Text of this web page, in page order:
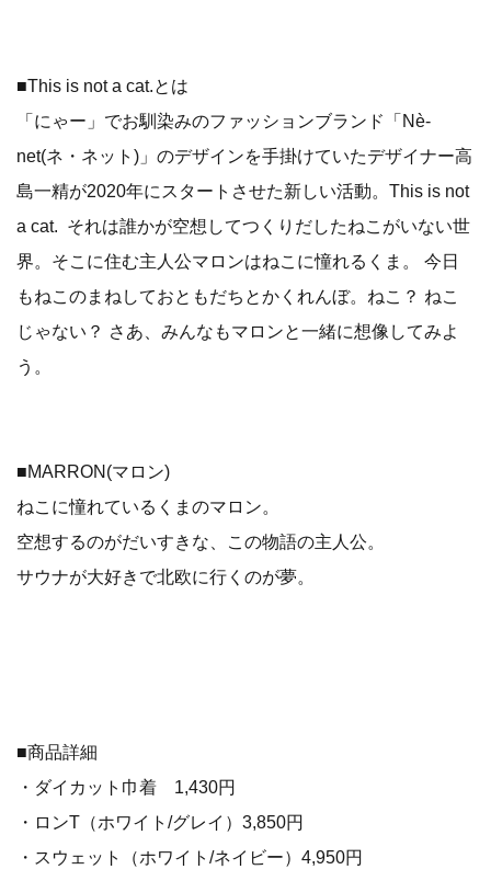
■This is not a cat.とは
「にゃー」でお馴染みのファッションブランド「Nè-
net(ネ・ネット)」のデザインを手掛けていたデザイナー高
島一精が2020年にスタートさせた新しい活動。This is not
a cat. それは誰かが空想してつくりだしたねこがいない世
界。そこに住む主人公マロンはねこに憧れるくま。 今日
もねこのまねしておともだちとかくれんぼ。ねこ？ ねこ
じゃない？ さあ、みんなもマロンと一緒に想像してみよ
う。
■MARRON(マロン)
ねこに憧れているくまのマロン。
空想するのがだいすきな、この物語の主人公。
サウナが大好きで北欧に行くのが夢。
■商品詳細
・ダイカット巾着 1,430円
・ロンT（ホワイト/グレイ）3,850円
・スウェット（ホワイト/ネイビー）4,950円